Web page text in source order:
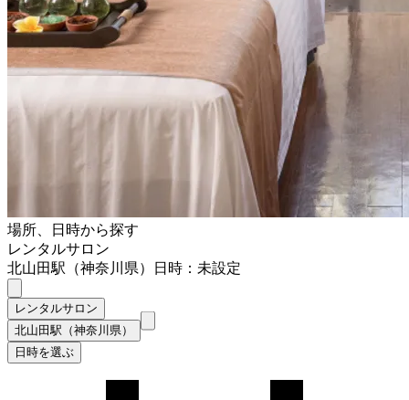
場所、日時から探す
レンタルサロン
北山田駅（神奈川県）
日時：未設定
レンタルサロン
北山田駅（神奈川県）
日時を選ぶ